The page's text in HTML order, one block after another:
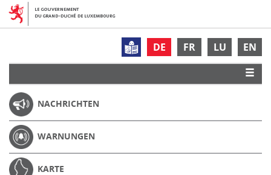
DE FR LU EN
NACHRICHTEN
WARNUNGEN
KARTE